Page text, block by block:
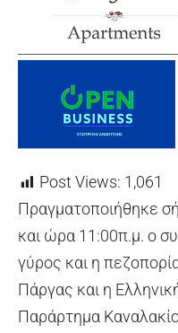
Post Views: 1,061
Πραγματοποιήθηκε
και ώρα 11:00π.μ. ο
γύρος και η
Πάργας και η
Παράρτημα